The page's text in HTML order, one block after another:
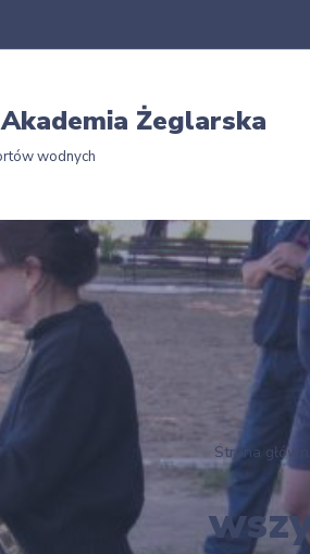
Żeglarska
wodnych
Strona główna